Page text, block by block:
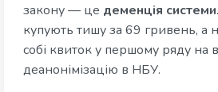
закону — це деменція системи
купують тишу за 69 гривень, а
собі квиток у першому ряду на
деанонімізацію в НБУ.